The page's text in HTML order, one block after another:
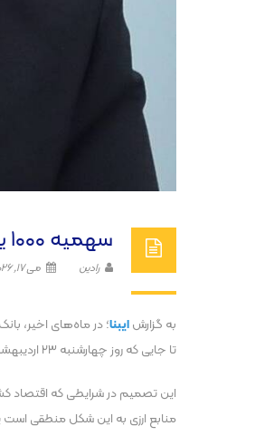
سهمیه ۱۰۰۰ یورویی ارز؛ ابزار مدیریت بازار یا تهدیدی برای ذینفعان بزرگ؟
رادین می 17, 2026
به گزارشایبنا؛ در ماه‌های اخیر،
تا جایی که روز چهارشنبه ۲۳ اردیبهشت ۱۴۰۵ دستورالعمل اجرایی نحوه خرید و فروش ارز به‌صورت اسکناس در سرفصل تأمین نیاز‌های ضروری توسط تنظیم‌گر بازار پول و ارز منتشر شد.
این تصمیم در شرایطی که اقتصاد
منابع ارزی به این شکل منطقی است یا